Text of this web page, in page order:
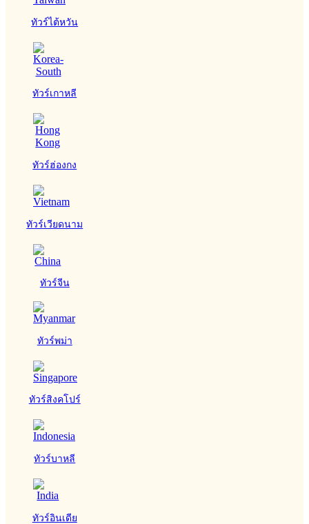
ทัวร์ไต้หวัน
ทัวร์เกาหลี
ทัวร์ฮ่องกง
ทัวร์เวียดนาม
ทัวร์จีน
ทัวร์พม่า
ทัวร์สิงคโปร์
ทัวร์บาหลี
ทัวร์อินเดีย